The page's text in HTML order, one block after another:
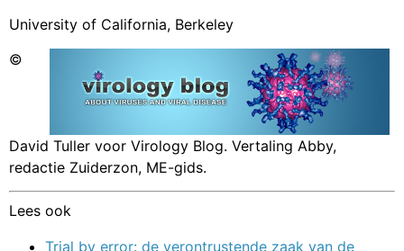
University of California, Berkeley
©
David Tuller voor Virology Blog. Vertaling Abby,
redactie Zuiderzon, ME-gids.
Lees ook
Trial by error: de verontrustende zaak van de